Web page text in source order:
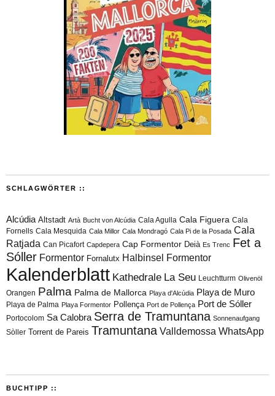
SCHLAGWÖRTER ::
Alcúdia Altstadt Artà Bucht von Alcúdia Cala Agulla Cala Figuera Cala
Fornells Cala Mesquida Cala Millor Cala Mondragó Cala Pi de la Posada Cala
Ratjada Can Picafort Capdepera Cap Formentor Deià Es Trenc Fet a
Sóller Formentor Fornalutx Halbinsel Formentor
Kalenderblatt Kathedrale La Seu Leuchtturm Olivenöl
Orangen Palma Palma de Mallorca Playa d'Alcúdia Playa de Muro
Playa de Palma Playa Formentor Pollença Port de Pollença Port de Sóller
Portocolom Sa Calobra Serra de Tramuntana Sonnenaufgang
Sòller Torrent de Pareis Tramuntana Valldemossa WhatsApp
BUCHTIPP ::